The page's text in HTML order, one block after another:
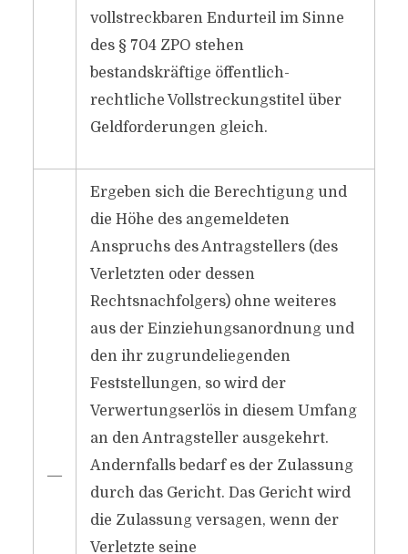
vollstreckbaren Endurteil im Sinne
des § 704 ZPO stehen
bestandskräftige öffentlich-
rechtliche Vollstreckungstitel über
Geldforderungen gleich.
―
Ergeben sich die Berechtigung und
die Höhe des angemeldeten
Anspruchs des Antragstellers (des
Verletzten oder dessen
Rechtsnachfolgers) ohne weiteres
aus der Einziehungsanordnung und
den ihr zugrundeliegenden
Feststellungen, so wird der
Verwertungserlös in diesem Umfang
an den Antragsteller ausgekehrt.
Andernfalls bedarf es der Zulassung
durch das Gericht. Das Gericht wird
die Zulassung versagen, wenn der
Verletzte seine